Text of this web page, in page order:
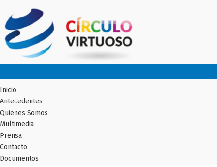
Inicio
Antecedentes
Quienes Somos
Multimedia
Prensa
Contacto
Documentos